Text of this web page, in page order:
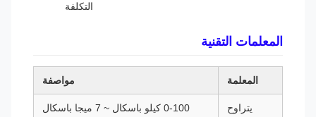
التكلفة
المعلمات التقنية
المعلمة مواصفة
يتراوح
0-100 كيلو باسكال ~ 7 ميجا باسكال